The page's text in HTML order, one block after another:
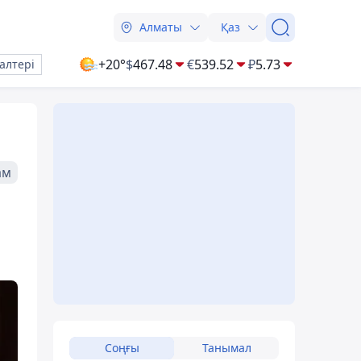
Алматы Қаз
+20°$467.48 €539.52 ₽5.73
Соңғы Танымал